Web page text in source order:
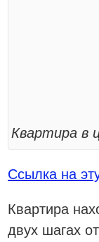
Квартира в
Ссылка на
Квартира
двух шагах